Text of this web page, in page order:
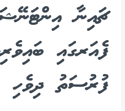
ޗައިނާ
ފެއަރގައި
ފުރުސަތު ދިވެހި